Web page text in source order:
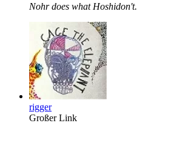
Nohr does what Hoshidon't.
rigger
Großer Link